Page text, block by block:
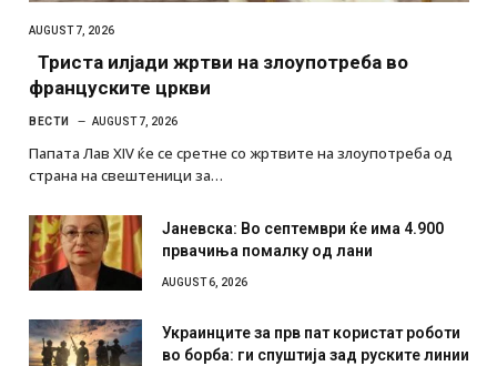
AUGUST 7, 2026
Триста илјади жртви на злоупотреба во
француските цркви
ВЕСТИ AUGUST 7, 2026
Папата Лав XIV ќе се сретне со жртвите на злоупотреба од
страна на свештеници за…
Јаневска: Во септември ќе има 4.900
првачиња помалку од лани
AUGUST 6, 2026
Украинците за прв пат користат роботи
во борба: ги спуштија зад руските линии